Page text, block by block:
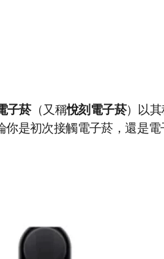
子菸（又稱悅刻電子菸）以
是初次接觸電子菸，還是電